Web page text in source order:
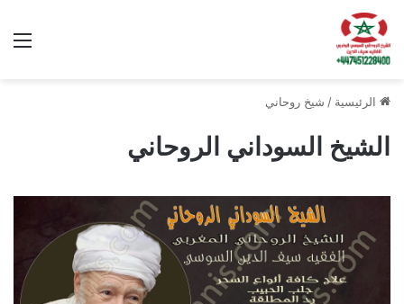
الرئيسية / شيخ روحاني
الشيخ السوداني الروحاني